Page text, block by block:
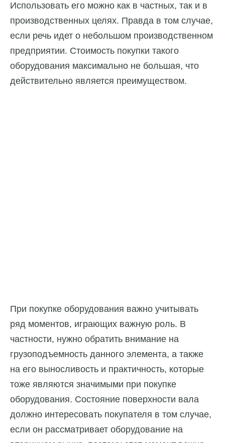
Использовать его можно как в частных, так и в
производственных целях. Правда в том случае,
если речь идет о небольшом производственном
предприятии. Стоимость покупки такого
оборудования максимально не большая, что
действительно является преимуществом.
При покупке оборудования важно учитывать
ряд моментов, играющих важную роль. В
частности, нужно обратить внимание на
грузоподъемность данного элемента, а также
на его выносливость и практичность, которые
тоже являются значимыми при покупке
оборудования. Состояние поверхности вала
должно интересовать покупателя в том случае,
если он рассматривает оборудование на